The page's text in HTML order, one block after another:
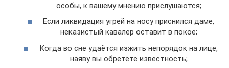
особы, к вашему мнению прислушаются;
Если ликвидация угрей на носу приснился даме,
неказистый кавалер оставит в покое;
Когда во сне удаётся изжить непорядок на лице,
наяву вы обретёте известность;